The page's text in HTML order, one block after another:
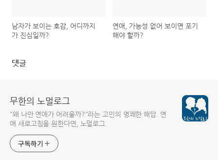
남자가 보이는 호감, 어디까지
가 진심일까?
연애, 가능성 없어 보이면 포기
해야 할까?
댓글
무한의 노멀로그
"왜 나만 연애가 어려울까?"라는 고민의 명쾌한 해답. 연
애 새로고침을 원한다면, 노멀로그.
구독하기